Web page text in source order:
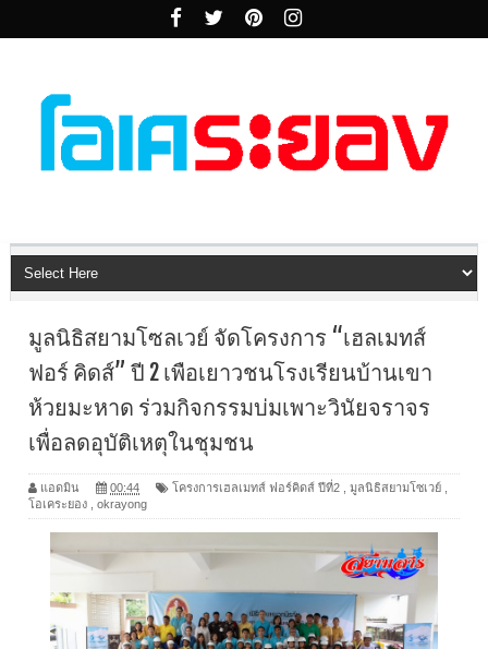
มูลนิธิสยามโซลเวย์ จัดโครงการ “เฮลเมทส์
ฟอร์ คิดส์” ปี 2 เพือเยาวชนโรงเรียนบ้านเขา
ห้วยมะหาด ร่วมกิจกรรมบ่มเพาะวินัยจราจร
เพื่อลดอุบัติเหตุในชุมชน
แอดมิน 00:44 โครงการเฮลเมทส์ ฟอร์คิดส์ ปีที่2 มูลนิธิสยามโซเวย์
โอเคระยอง
okrayong